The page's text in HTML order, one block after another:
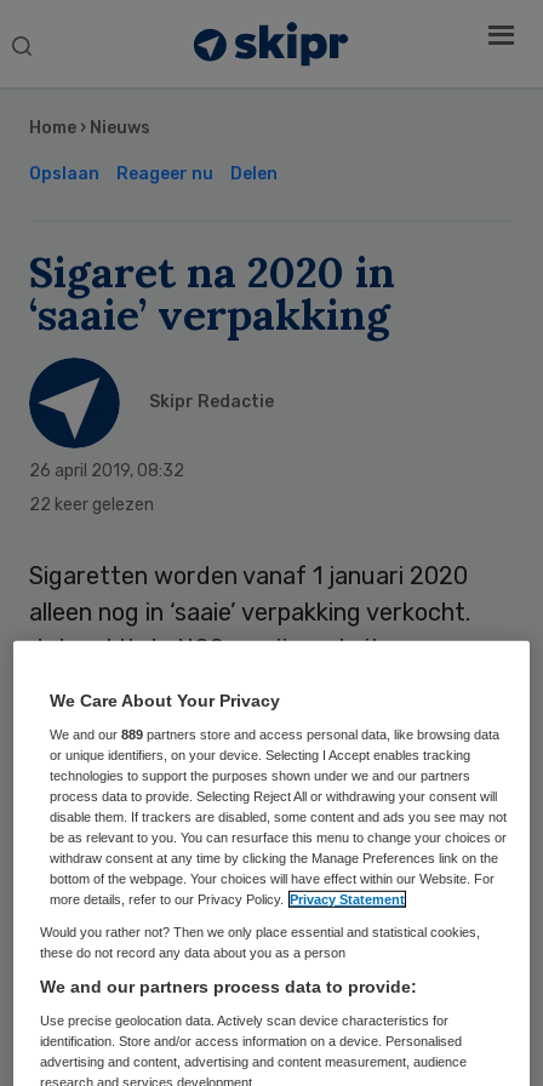
Search
Home › Nieuws
Opslaan Reageer nu Delen
Sigaret na 2020 in
‘saaie’ verpakking
Skipr Redactie
26 april 2019, 08:32
22 keer gelezen
Sigaretten worden vanaf 1 januari 2020
alleen nog in ‘saaie’ verpakking verkocht.
dat meldt de NOS op zijn website naar
Volksgezondheid op internet heeft
gepubliceerd.
Deze maatregel is een van de manieren
waarop Blokhuis hoopt het roken minder
aantrekkelijk te maken. Op de pakjes mag
naast de gebruikelijke waarschuwende
teksten en foto’s alleen nog de naam van de
fabrikant staan en informatie over de soort
sigaret.
Sidebar
We Care About Your Privacy
We and our889 partners store and access personal data, like browsing data
or unique identifiers, on your device. Selecting I Accept enables tracking
technologies to support the purposes shown under we and our partners
process data to provide. Selecting Reject All or withdrawing your consent will
disable them. If trackers are disabled, some content and ads you see may not
be as relevant to you. You can resurface this menu to change your choices or
withdraw consent at any time by clicking the Manage Preferences link on the
bottom of the webpage. Your choices will have effect within our Website. For
more details, refer to our Privacy Policy.
Privacy Statement
Would you rather not? Then we only place essential and statistical cookies,
these do not record any data about you as a person
We and our partners process data to provide:
Use precise geolocation data. Actively scan device characteristics for
identification. Store and/or access information on a device. Personalised
advertising and content, advertising and content measurement, audience
research and services development.